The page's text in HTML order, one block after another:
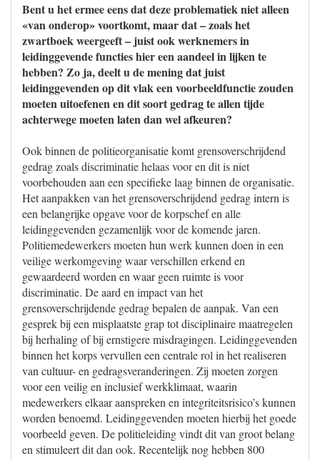
Bent u het ermee eens dat deze problematiek niet alleen
«van onderop» voortkomt, maar dat – zoals het
zwartboek weergeeft – juist ook werknemers in
leidinggevende functies hier een aandeel in lijken te
hebben? Zo ja, deelt u de mening dat juist
leidinggevenden op dit vlak een voorbeeldfunctie zouden
moeten uitoefenen en dit soort gedrag te allen tijde
achterwege moeten laten dan wel afkeuren?
Ook binnen de politieorganisatie komt grensoverschrijdend
gedrag zoals discriminatie helaas voor en dit is niet
voorbehouden aan een specifieke laag binnen de organisatie.
Het aanpakken van het grensoverschrijdend gedrag intern is
een belangrijke opgave voor de korpschef en alle
leidinggevenden gezamenlijk voor de komende jaren.
Politiemedewerkers moeten hun werk kunnen doen in een
veilige werkomgeving waar verschillen erkend en
gewaardeerd worden en waar geen ruimte is voor
discriminatie. De aard en impact van het
grensoverschrijdende gedrag bepalen de aanpak. Van een
gesprek bij een misplaatste grap tot disciplinaire maatregelen
bij herhaling of bij ernstigere misdragingen. Leidinggevenden
binnen het korps vervullen een centrale rol in het realiseren
van cultuur- en gedragsveranderingen. Zij moeten zorgen
voor een veilig en inclusief werkklimaat, waarin
medewerkers elkaar aanspreken en integriteitsrisico’s kunnen
worden benoemd. Leidinggevenden moeten hierbij het goede
voorbeeld geven. De politieleiding vindt dit van groot belang
en stimuleert dit dan ook. Recentelijk nog hebben 800